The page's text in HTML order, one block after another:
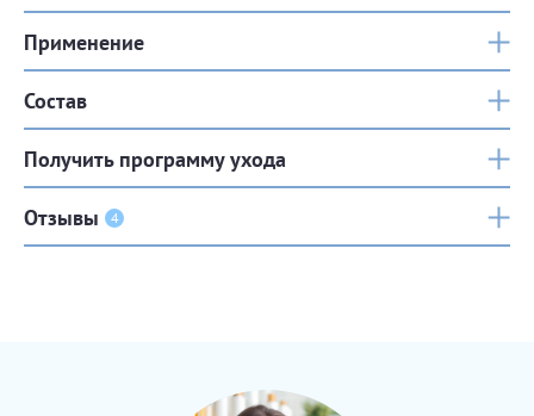
Применение
Состав
Получить программу ухода
Отзывы 4